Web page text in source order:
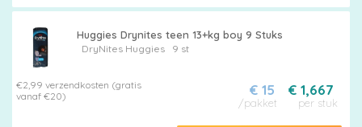
Huggies Drynites teen 13+kg boy 9 Stuks
DryNites Huggies 9 st
€2,99 verzendkosten (gratis
vanaf €20)
€ 1,667
per stuk
€ 15
/pakket